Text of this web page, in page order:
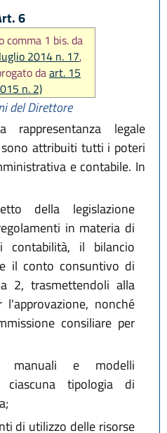
6
comma 1 bis. da
2014 n. 17,
daart. 15
n. 2)
del Direttore
legale
attribuiti tutti i poteri
e contabile. In
della legislazione
in materia di
contabilità, il bilancio
il conto consuntivo di
2, trasmettendoli alla
l'approvazione, nonché
consiliare per
manuali e modelli
ciascuna tipologia di
di utilizzo delle risorse